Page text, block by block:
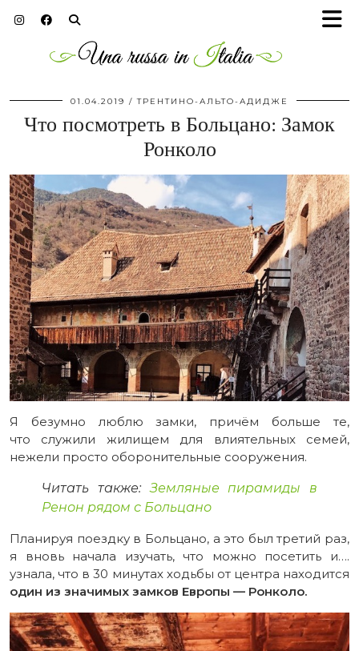
01.04.2019 ТРЕНТИНО-АЛЬТО-АДИДЖЕ
Что посмотреть в Больцано: Замок
Ронколо
Я безумно люблю замки, причём больше те,
что служили жилищем для влиятельных семей,
нежели просто оборонительные сооружения.
Читать также:Земляные пирамиды в
Ренон рядом с Больцано
Планируя поездку в Больцано, а это был третий раз,
я вновь начала изучать, что можно посетить и….
узнала, что в 30 минутах ходьбы от центра находится
один из значимых замков Европы — Ронколо.